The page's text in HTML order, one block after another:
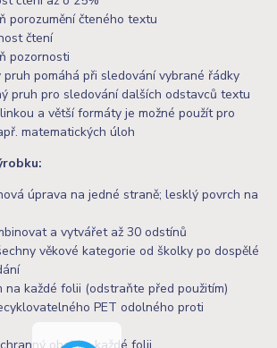
porozumění čteného textu
čtení
pozornosti
pruh pomáhá při sledování vybrané řádky
pruh pro sledování dalších odstavců textu
a větší formáty je možné použít pro
matematických úloh
úprava na jedné straně; lesklý povrch na
a vytvářet až 30 odstínů
věkové kategorie od školky po dospělé
na každé folii (odstraňte před použitím)
PET odolného proti